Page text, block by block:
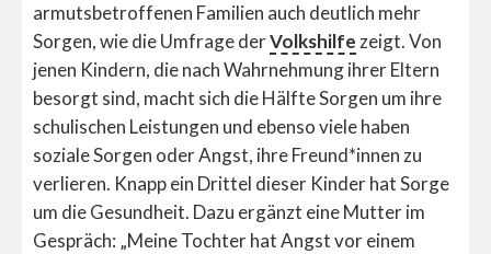
armutsbetroffenen Familien auch deutlich mehr
Sorgen, wie die Umfrage derVolkshilfezeigt. Von
jenen Kindern, die nach Wahrnehmung ihrer Eltern
besorgt sind, macht sich die Hälfte Sorgen um ihre
schulischen Leistungen und ebenso viele haben
soziale Sorgen oder Angst, ihre Freund*innen zu
verlieren. Knapp ein Drittel dieser Kinder hat Sorge
um die Gesundheit. Dazu ergänzt eine Mutter im
Gespräch: „Meine Tochter hat Angst vor einem